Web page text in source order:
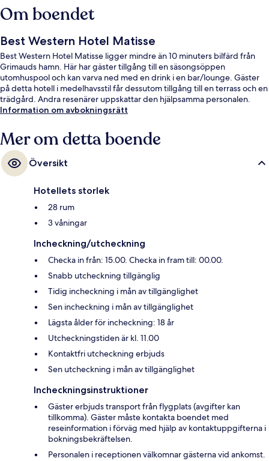
Om boendet
Best Western Hotel Matisse
Best Western Hotel Matisse ligger mindre än 10 minuters bilfärd från
Grimauds hamn. Här har gäster tillgång till en säsongsöppen
utomhuspool och kan varva ned med en drink i en bar/lounge. Gäster
på detta hotell i medelhavsstil får dessutom tillgång till en terrass och en
trädgård. Andra resenärer uppskattar den hjälpsamma personalen.
Information om avbokningsrätt
Mer om detta boende
Översikt
Hotellets storlek
28 rum
3 våningar
Incheckning/utcheckning
Checka in från: 15.00. Checka in fram till: 00.00.
Snabb utcheckning tillgänglig
Tidig incheckning i mån av tillgänglighet
Sen incheckning i mån av tillgänglighet
Lägsta ålder för incheckning: 18 år
Utcheckningstiden är kl. 11.00
Kontaktfri utcheckning erbjuds
Sen utcheckning i mån av tillgänglighet
Incheckningsinstruktioner
Gäster erbjuds transport från flygplats (avgifter kan
tillkomma). Gäster måste kontakta boendet med
reseinformation i förväg med hjälp av kontaktuppgifterna i
bokningsbekräftelsen.
Personalen i receptionen välkomnar gästerna vid ankomst.